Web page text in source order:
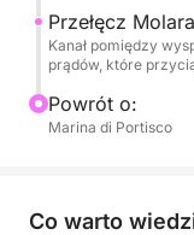
Idealny dla osób
jak i przygody,
idealną
Przełęcz Molara
Kanał pomiędzy
prądów, które
Powrót o:
Marina di Portisco
Co warto